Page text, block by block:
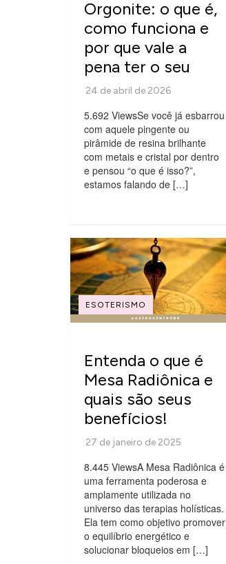
Orgonite: o que é,
como funciona e
por que vale a
pena ter o seu
5.692 ViewsSe você já esbarrou
com aquele pingente ou
pirâmide de resina brilhante
com metais e cristal por dentro
e pensou “o que é isso?”,
estamos falando de […]
ESOTERISMO
Entenda o que é
Mesa Radiônica e
quais são seus
benefícios!
8.445 ViewsA Mesa Radiônica é
uma ferramenta poderosa e
amplamente utilizada no
universo das terapias holísticas.
Ela tem como objetivo promover
o equilíbrio energético e
solucionar bloqueios em […]